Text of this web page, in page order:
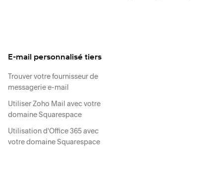
E-mail personnalisé tiers
Trouver votre fournisseur de
messagerie e-mail
Utiliser Zoho Mail avec votre
domaine Squarespace
Utilisation d'Office 365 avec
votre domaine Squarespace